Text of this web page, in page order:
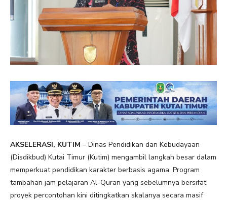
AKSELERASI, KUTIM – Dinas Pendidikan dan Kebudayaan
(Disdikbud) Kutai Timur (Kutim) mengambil langkah besar dalam
memperkuat pendidikan karakter berbasis agama. Program
tambahan jam pelajaran Al-Quran yang sebelumnya bersifat
proyek percontohan kini ditingkatkan skalanya secara masif